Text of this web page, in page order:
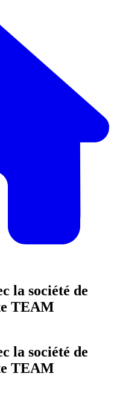
la société de
TEAM
la société de
TEAM